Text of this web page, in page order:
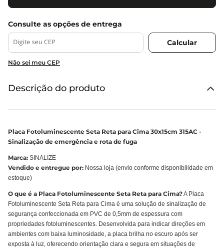
Não sei meu CEP
Descrição do produto
Placa Fotoluminescente Seta Reta para Cima 30x15cm 315AC -
Sinalização de emergência e rota de fuga
Marca: SINALIZE
Vendido e entregue por: Nossa loja (envio conforme disponibilidade em
estoque)
O que é a Placa Fotoluminescente Seta Reta para Cima?A Placa
Fotoluminescente Seta Reta para Cima é uma solução de sinalização de
segurança confeccionada em PVC de 0,5mm de espessura com
propriedades fotoluminescentes. Desenvolvida para indicar direções em
ambientes com baixa luminosidade, a placa brilha no escuro após ser
exposta à luz, oferecendo orientação clara e segura em situações de